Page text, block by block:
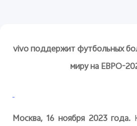
vivoподдержит футбольных
миру на ЕВРО-
Москва, 16 ноября 2023 года.